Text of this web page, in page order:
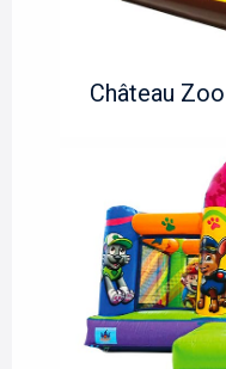
Château Zoo